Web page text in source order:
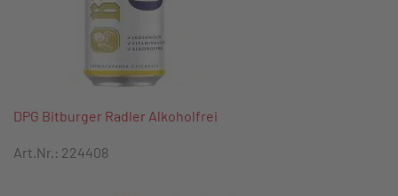
DPG Bitburger Radler Alkoholfrei
Art.Nr.: 224408